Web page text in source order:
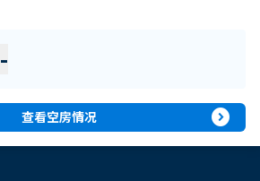
-
查看空房情况 expand_circle_right